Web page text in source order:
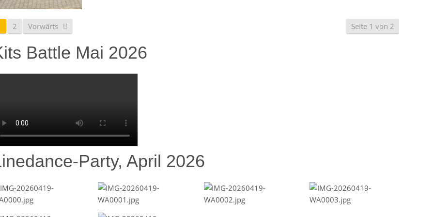
Seite 1 von 2
2 Vorwärts
Battle Mai 2026
Party, April 2026